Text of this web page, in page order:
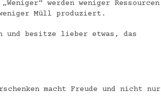
werden weniger Ressourcen
Müll produziert.
besitze lieber etwas, das
macht Freude und nicht nur